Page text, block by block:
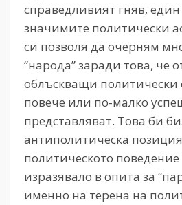
справедливият гняв,
значимите политически
си позволя да очерням
“народа” заради това, че
облъскващи политически
повече или по-малко
представляват. Това би
антиполитическа
политическото поведение
изразявало в опита за
именно на терена на